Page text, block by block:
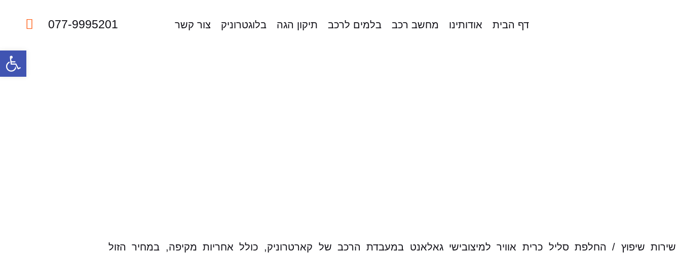
דף הבית אודותינו מחשב רכב בלמים לרכב תיקון הגה בלוגטרוניק צור קשר 077-9995201
שירות שיפוץ / החלפת סליל כרית אוויר למיצובישי גאלאנט במעבדת הרכב של קארטרוניק, כולל אחריות מקיפה, במחיר הזול
פתח